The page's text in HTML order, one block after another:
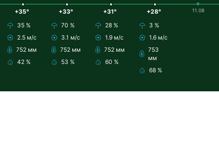
+35°
35 %
2.5 м/с
752 мм
42 %
+33°
70 %
3.1 м/с
752 мм
53 %
+31°
28 %
1.9 м/с
752 мм
60 %
+28°
3 %
1.6 м/с
753
мм
68 %
11.08